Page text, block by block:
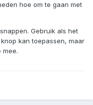
hoe om te gaan met
Gebruik als het
kan toepassen, maar
mee.